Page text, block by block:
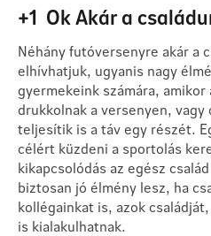
+1 Ok Akár a
Néhány futóversenyre akár a
elhívhatjuk, ugyanis nagy
gyermekeink számára, amikor
drukkolnak a versenyen, vagy
teljesítik is a táv egy részét.
célért küzdeni a sportolás
kikapcsolódás az egész
biztosan jó élmény lesz, ha
kollégainkat is, azok
is kialakulhatnak.